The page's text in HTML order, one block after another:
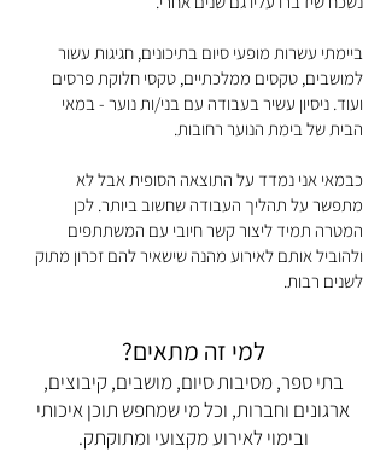
ביימתי עשרות מופעי סיום בתיכונים, חגיגות עשור
למושבים, טקסים ממלכתיים, טקסי חלוקת פרסים
ועוד. ניסיון עשיר בעבודה עם בני/ות נוער - במאי
הבית של בימת הנוער רחובות.
כבמאי אני נמדד על התוצאה הסופית אבל לא
מתפשר על תהליך העבודה שחשוב ביותר. לכן
המטרה תמיד ליצור קשר חיובי עם המשתתפים
ולהוביל אותם לאירוע מהנה שישאיר להם זכרון מתוק
לשנים רבות.
למי זה מתאים?
בתי ספר, מסיבות סיום, מושבים, קיבוצים,
ארגונים וחברות, וכל מי שמחפש תוכן איכותי
ובימוי לאירוע מקצועי ומתוקתק.